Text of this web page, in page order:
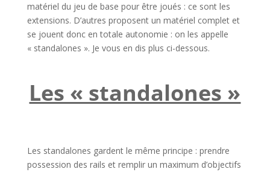
matériel du jeu de base pour être joués : ce sont les
extensions. D’autres proposent un matériel complet et
se jouent donc en totale autonomie : on les appelle
« standalones ». Je vous en dis plus ci-dessous.
Les « standalones »
Les standalones gardent le même principe : prendre
possession des rails et remplir un maximum d’objectifs